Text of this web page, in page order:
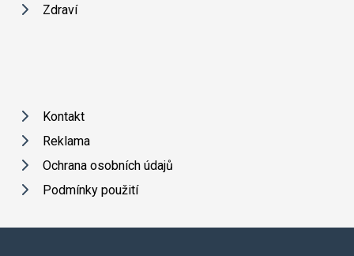
Zdraví
Kontakt
Reklama
Ochrana osobních údajů
Podmínky použití